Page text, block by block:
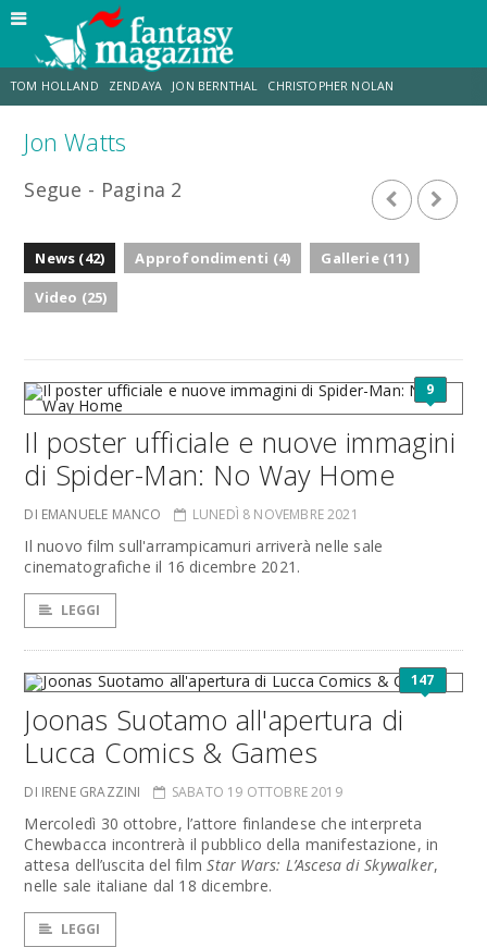
TOM HOLLAND ZENDAYA JON BERNTHAL CHRISTOPHER NOLAN
STRANIMONDI
Jon Watts
Segue - Pagina 2
News (42) Approfondimenti (4)
Gallerie (11)
Video (25)
9
Il poster ufficiale e nuove immagini
di Spider-Man: No Way Home
DI EMANUELE MANCO LUNEDÌ 8 NOVEMBRE 2021
Il nuovo film sull'arrampicamuri arriverà nelle sale
cinematografiche il 16 dicembre 2021.
LEGGI
147
Joonas Suotamo all'apertura di
Lucca Comics & Games
DI IRENE GRAZZINI SABATO 19 OTTOBRE 2019
Mercoledì 30 ottobre, l’attore finlandese che interpreta
Chewbacca incontrerà il pubblico della manifestazione, in
attesa dell’uscita del filmStar Wars: L’Ascesa di Skywalker,
nelle sale italiane dal 18 dicembre.
LEGGI